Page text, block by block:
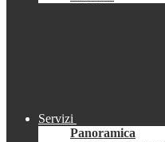
Servizi
Panoramica